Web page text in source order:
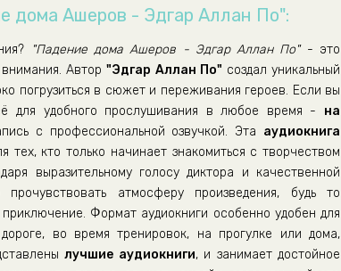
дома Ашеров - Эдгар Аллан По":
"Падение дома Ашеров - Эдгар Аллан По"- это
внимания. Автор"Эдгар Аллан По" создал уникальный
погрузиться в сюжет и переживания героев. Если вы
для удобного прослушивания в любое время - на
с профессиональной озвучкой. Эта аудиокнига
кто только начинает знакомиться с творчеством
выразительному голосу диктора и качественной
атмосферу произведения, будь то
Формат аудиокниги особенно удобен для
во время тренировок, на прогулке или дома,
лучшие аудиокниги, и занимает достойное